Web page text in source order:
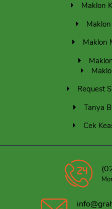
Maklon
Maklon
Request
Tanya
Cek